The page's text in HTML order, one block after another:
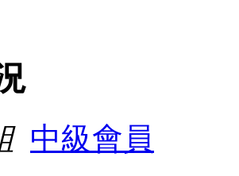
中級會員